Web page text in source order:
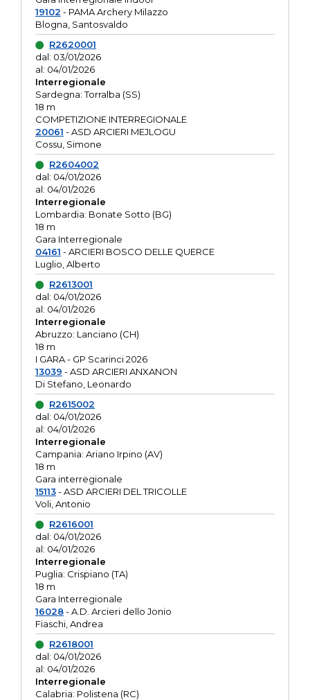
19102 - PAMA Archery Milazzo
Blogna, Santosvaldo
R2620001
dal: 03/01/2026
al: 04/01/2026
Interregionale
Sardegna: Torralba (SS)
18 m
COMPETIZIONE INTERREGIONALE
20061 - ASD ARCIERI MEJLOGU
Cossu, Simone
R2604002
dal: 04/01/2026
al: 04/01/2026
Interregionale
Lombardia: Bonate Sotto (BG)
18 m
Gara Interregionale
04161 - ARCIERI BOSCO DELLE QUERCE
Luglio, Alberto
R2613001
dal: 04/01/2026
al: 04/01/2026
Interregionale
Abruzzo: Lanciano (CH)
18 m
I GARA - GP Scarinci 2026
13039 - ASD ARCIERI ANXANON
Di Stefano, Leonardo
R2615002
dal: 04/01/2026
al: 04/01/2026
Interregionale
Campania: Ariano Irpino (AV)
18 m
Gara interregionale
15113- ASD ARCIERI DEL TRICOLLE
Voli, Antonio
R2616001
dal: 04/01/2026
al: 04/01/2026
Interregionale
Puglia: Crispiano (TA)
18 m
Gara Interregionale
16028- A.D. Arcieri dello Jonio
Fiaschi, Andrea
R2618001
dal: 04/01/2026
al: 04/01/2026
Interregionale
Calabria: Polistena (RC)